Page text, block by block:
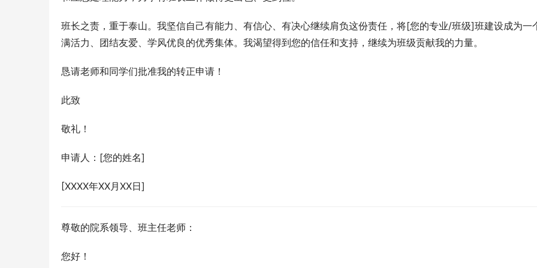
班长之责，重于泰山。我坚信自己有能力、有信心、有决心继续肩负这份责任，将[您的专业/班级]班建设成为一
满活力、团结友爱、学风优良的优秀集体。我渴望得到您的信任和支持，继续为班级贡献我的力量。
恳请老师和同学们批准我的转正申请！
此致
敬礼！
申请人：[您的姓名]
[XXXX年XX月XX日]
尊敬的院系领导、班主任老师：
您好！